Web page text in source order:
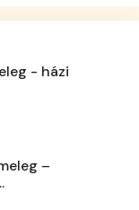
- házi
–